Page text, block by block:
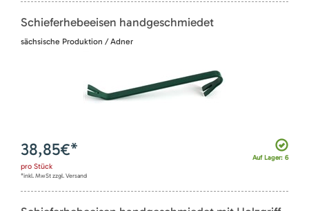
Schieferhebeeisen handgeschmiedet
sächsische Produktion / Adner
Auf Lager: 6
38,85€*
pro Stück
*inkl. MwSt zzgl. Versand